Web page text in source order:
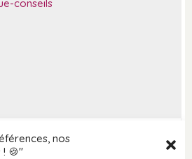
nos
🍪"
pour voyager